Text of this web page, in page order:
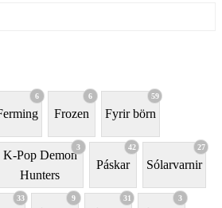
6 6
Frozen
59
Fyrir börn
3
K-Pop Demon
Hunters
42
Páskar
27
Sólarvarnir
33 9 31 3